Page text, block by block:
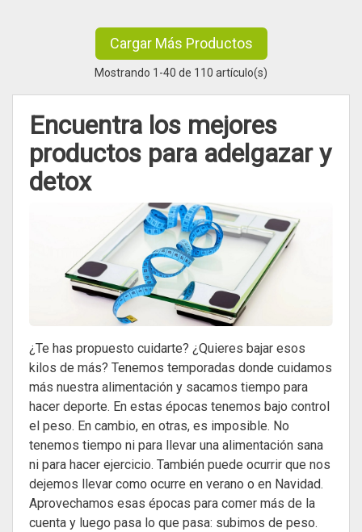
Cargar Más Productos
Mostrando 1 -40 de 110 artículo(s)
Encuentra los mejores
productos para adelgazar y
detox
¿Te has propuesto cuidarte? ¿Quieres bajar esos
kilos de más? Tenemos temporadas donde cuidamos
más nuestra alimentación y sacamos tiempo para
hacer deporte. En estas épocas tenemos bajo control
el peso. En cambio, en otras, es imposible. No
tenemos tiempo ni para llevar una alimentación sana
ni para hacer ejercicio. También puede ocurrir que nos
dejemos llevar como ocurre en verano o en Navidad.
Aprovechamos esas épocas para comer más de la
cuenta y luego pasa lo que pasa: subimos de peso.